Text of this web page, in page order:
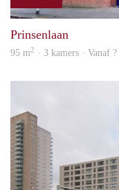
Prinsenlaan
95 m2 · 3 kamers · Vanaf